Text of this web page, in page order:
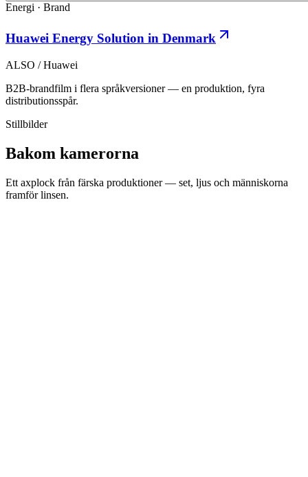
Energi · Brand
Huawei Energy Solution in Denmark
ALSO / Huawei
B2B-brandfilm i flera språkversioner — en produktion, fyra
distributionsspår.
Stillbilder
Bakom kamerorna
Ett axplock från färska produktioner — set, ljus och människorna
framför linsen.